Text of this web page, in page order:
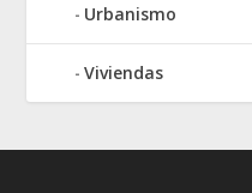
Urbanismo
Viviendas